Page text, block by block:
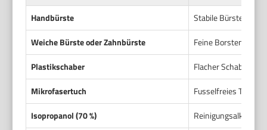
Handbürste
Stabile Bürste mit
Weiche Bürste oder Zahnbürste
Feine Borsten für
Plastikschaber
Flacher Schaber
Mikrofasertuch
Fusselfreies Tuch
Isopropanol (70 %)
Reinigungsalkohol